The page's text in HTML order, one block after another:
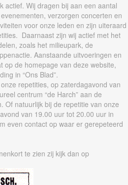
actief. Wij dragen bij aan een aantal
verzorgen concerten en
voor onze leden en zijn uiteraard
Daarnaast zijn wij actief met het
zoals het milieupark, de
Aanstaande uitvoeringen en
op de homepage van deze website,
in “Ons Blad”.
repetities, op zaterdagavond van
centrum “de Harch” aan de
Of natuurlijk bij de repetitie van onze
van 19.00 uur tot 20.00 uur in
even contact op waar er gerepeteerd
te zien zij kijk dan op